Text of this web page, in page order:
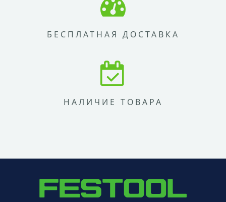
БЕСПЛАТНАЯ ДОСТАВКА
НАЛИЧИЕ ТОВАРА